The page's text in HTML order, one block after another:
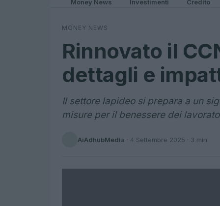
Money News Investimenti Credito
MONEY NEWS
Rinnovato il
dettagli e
Il settore lapideo si prepara a un
misure per il benessere dei
AiAdhubMedia · 4 Settembre 2025 · 3 min